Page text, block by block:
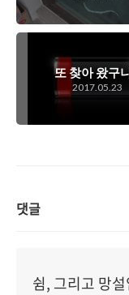
또 찾아 왔구
2017.05.23
댓글
쉼, 그리고 망